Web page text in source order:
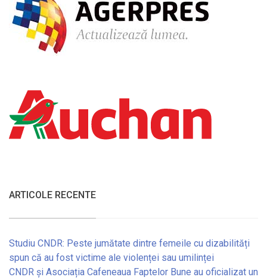
ARTICOLE RECENTE
Studiu CNDR: Peste jumătate dintre femeile cu dizabilități
spun că au fost victime ale violenței sau umilinței
CNDR și Asociația Cafeneaua Faptelor Bune au oficializat un